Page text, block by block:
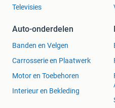
Autobedrijf Scheepers is het
betrouwbare occasion
Een verkochte occasion
Televisies
Auto-onderdelen
Banden en Velgen
Carrosserie en Plaatwerk
Motor en Toebehoren
Interieur en Bekleding